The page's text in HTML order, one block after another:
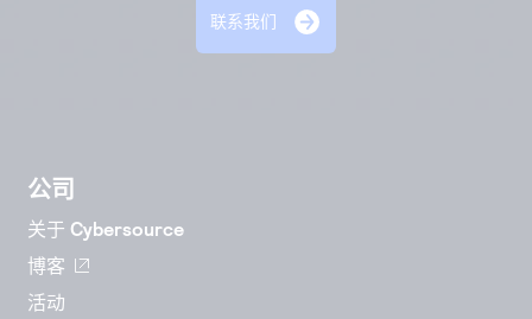
联系我们
公司
关于 Cybersource
博客
活动